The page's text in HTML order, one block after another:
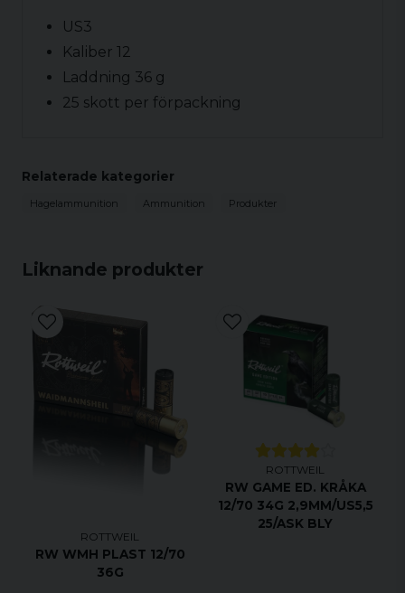
Liknande produkter
ROTTWEIL
RW WMH PLAST 12/70
36G
ROTTWEIL
RW GAME ED. KRÅKA
12/70 34G 2,9MM/US5,5
25/ASK BLY
US3
Kaliber 12
Laddning 36 g
25 skott per förpackning
Relaterade kategorier
Hagelammunition Ammunition Produkter